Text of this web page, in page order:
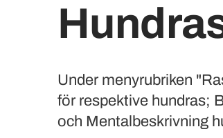
Under menyrubriken
för respektive hundras;
och Mentalbeskrivning